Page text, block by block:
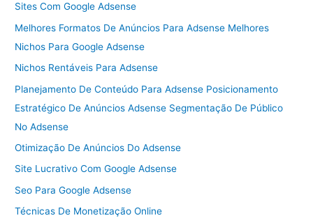
Sites Com Google Adsense
Melhores Formatos De Anúncios Para Adsense Melhores
Nichos Para Google Adsense
Nichos Rentáveis Para Adsense
Planejamento De Conteúdo Para Adsense Posicionamento
Estratégico De Anúncios Adsense Segmentação De Público
No Adsense
Otimização De Anúncios Do Adsense
Site Lucrativo Com Google Adsense
Seo Para Google Adsense
Técnicas De Monetização Online